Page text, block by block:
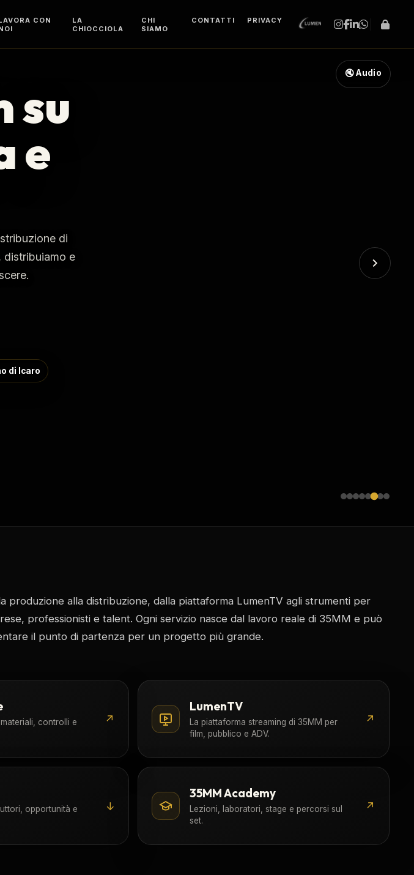
CON
LA
CHIOCCIOLA
CHI
SIAMO
CONTATTI PRIVACY
🔇 Audio
su
e
di
distribuiamo e
di Icaro
produzione alla distribuzione, dalla piattaforma LumenTV agli strumenti per
professionisti e talent. Ogni servizio nasce dal lavoro reale di 35MM e può
il punto di partenza per un progetto più grande.
controlli e
↗
LumenTV
La piattaforma streaming di 35MM per
film, pubblico e ADV.
↗
opportunità e
↓
35MM Academy
Lezioni, laboratori, stage e percorsi sul
set.
↗